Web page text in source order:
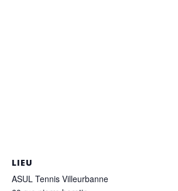
LIEU
ASUL Tennis Villeurbanne